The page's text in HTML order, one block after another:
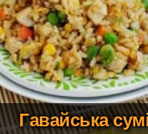
Гавайська